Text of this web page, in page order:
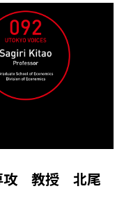
攻 教授 北尾